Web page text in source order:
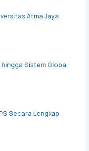
Atma Jaya
hingga Sistem Global
Secara Lengkap